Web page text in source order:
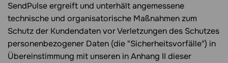
SendPulse ergreift und unterhält angemessene
technische und organisatorische Maßnahmen zum
Schutz der Kundendaten vor Verletzungen des Schutzes
personenbezogener Daten (die "Sicherheitsvorfälle") in
Übereinstimmung mit unseren in Anhang II dieser